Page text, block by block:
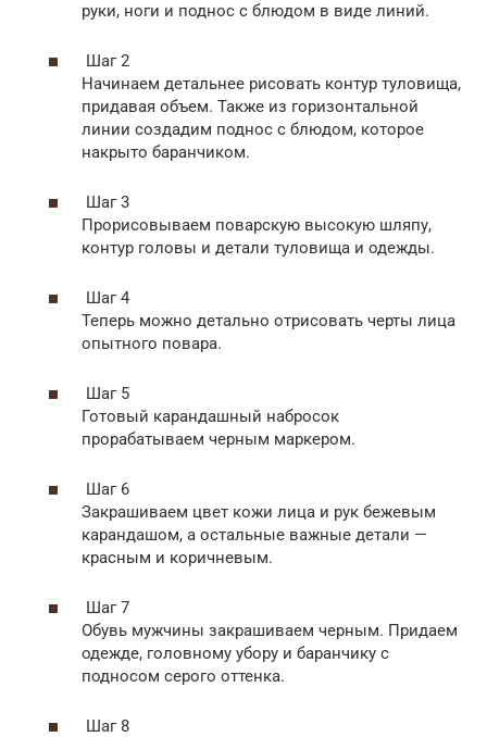
руки, ноги и поднос с блюдом в виде линий.
Шаг 2
Начинаем детальнее рисовать контур туловища,
придавая объем. Также из горизонтальной
линии создадим поднос с блюдом, которое
накрыто баранчиком.
Шаг 3
Прорисовываем поварскую высокую шляпу,
контур головы и детали туловища и одежды.
Шаг 4
Теперь можно детально отрисовать черты лица
опытного повара.
Шаг 5
Готовый карандашный набросок
прорабатываем черным маркером.
Шаг 6
Закрашиваем цвет кожи лица и рук бежевым
карандашом, а остальные важные детали —
красным и коричневым.
Шаг 7
Обувь мужчины закрашиваем черным. Придаем
одежде, головному убору и баранчику с
подносом серого оттенка.
Шаг 8